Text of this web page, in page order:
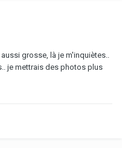
grosse, là je m'inquiètes..
je mettrais des photos plus